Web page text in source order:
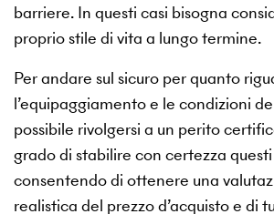
barriere. In questi casi bisogna
proprio stile di vita a lungo termine.
Per andare sul sicuro per quanto
l’equipaggiamento e le condizioni
possibile rivolgersi a un perito
grado di stabilire con certezza
consentendo di ottenere una
realistica del prezzo d’acquisto e di